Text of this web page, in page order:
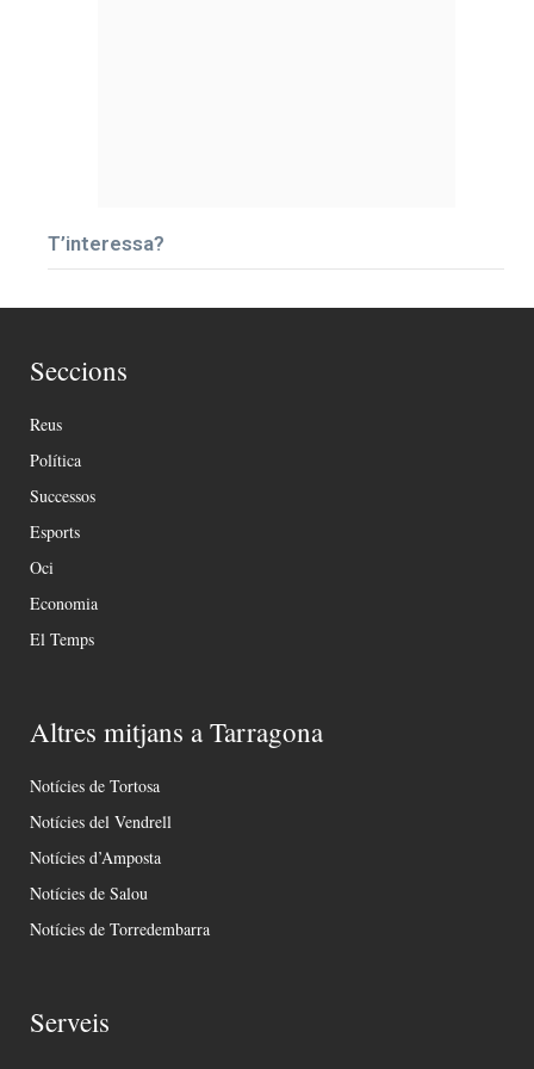
T’interessa?
Seccions
Reus
Política
Successos
Esports
Oci
Economia
El Temps
Altres mitjans a Tarragona
Notícies de Tortosa
Notícies del Vendrell
Notícies d’Amposta
Notícies de Salou
Notícies de Torredembarra
Serveis